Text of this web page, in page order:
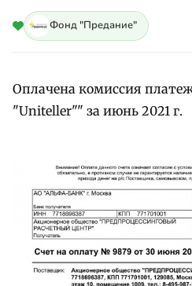
Фонд "Предание"
Оплачена комиссия
"Uniteller"" за июнь 2021 г.